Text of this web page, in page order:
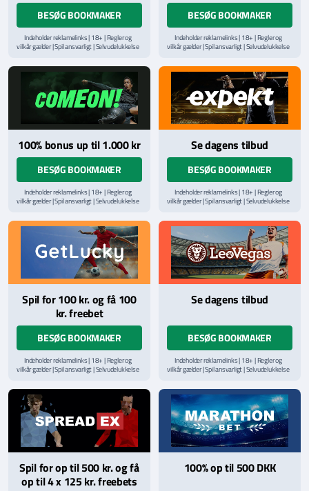
BESØG BOOKMAKER
Indeholder reklamelinks | 18+ | Regler og
vilkår gælder | Spil ansvarligt | Selvudelukkelse
hjælpelinje påStopSpillet.dk
BESØG BOOKMAKER
Indeholder reklamelinks | 18+ | Regler og
vilkår gælder | Spil ansvarligt | Selvudelukkelse
hjælpelinje påStopSpillet.dk
100% bonus up til 1.000 kr
BESØG BOOKMAKER
Indeholder reklamelinks | 18+ | Regler og
vilkår gælder | Spil ansvarligt | Selvudelukkelse
hjælpelinje påStopSpillet.dk
Læs vilkår og betingelserher
Se dagens tilbud
BESØG BOOKMAKER
Indeholder reklamelinks | 18+ | Regler og
vilkår gælder | Spil ansvarligt | Selvudelukkelse
hjælpelinje påStopSpillet.dk
Læs vilkår og betingelserher
Spil for 100 kr. og få 100
kr. freebet
BESØG BOOKMAKER
Indeholder reklamelinks | 18+ | Regler og
vilkår gælder | Spil ansvarligt | Selvudelukkelse
hjælpelinje påStopSpillet.dk
Se dagens tilbud
BESØG BOOKMAKER
Indeholder reklamelinks | 18+ | Regler og
vilkår gælder | Spil ansvarligt | Selvudelukkelse
hjælpelinje påStopSpillet.dk
Læs vilkår og betingelserher
Spil for op til 500 kr. og få
op til 4 x 125 kr. freebets
100% op til 500 DKK